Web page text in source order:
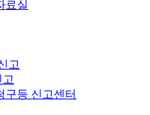
료실
고
구등 신고센터